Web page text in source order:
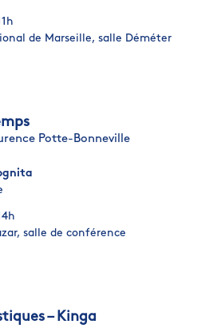
de Marseille, salle Déméter
Potte-Bonneville
salle de conférence
– Kinga